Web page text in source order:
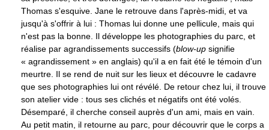
Thomas s'esquive. Jane le retrouve dans l'après-midi, et va
jusqu'à s'offrir à lui : Thomas lui donne une pellicule, mais qui
n'est pas la bonne. Il développe les photographies du parc, et
réalise par agrandissements successifs (blow-up signifie
« agrandissement » en anglais) qu'il a en fait été le témoin d'un
meurtre. Il se rend de nuit sur les lieux et découvre le cadavre
que ses photographies lui ont révélé. De retour chez lui, il trouve
son atelier vide : tous ses clichés et négatifs ont été volés.
Désemparé, il cherche conseil auprès d'un ami, mais en vain.
Au petit matin, il retourne au parc, pour découvrir que le corps a